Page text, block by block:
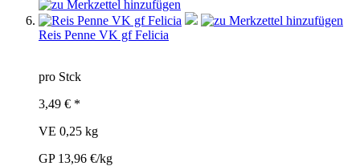
Reis Penne VK gf Felicia
pro Stck
3,49 € *
VE 0,25 kg
GP 13,96 €/kg